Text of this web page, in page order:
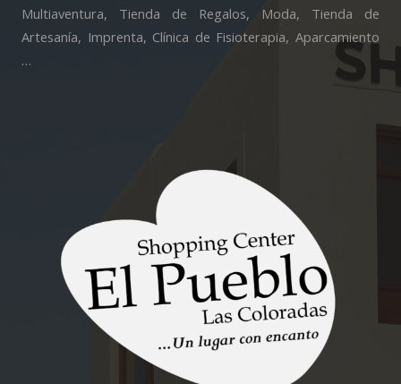
Multiaventura, Tienda de Regalos, Moda, Tienda de
Artesanía, Imprenta, Clínica de Fisioterapia, Aparcamiento
…